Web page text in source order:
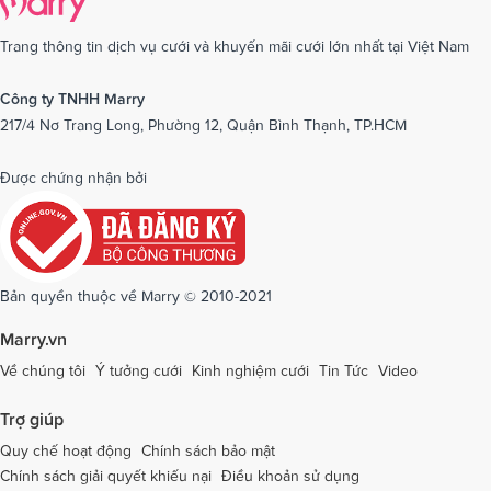
Dịch vụ cưới tại Cần Thơ
Dịch vụ cưới tại Nam Định Dịch vụ cưới tại Nghệ An
Dịch vụ cưới tại Phú Yên Dịch vụ cưới tại Phú Thọ
Dịch vụ cưới tại Quảng Ngãi
Dịch vụ cưới tại Quảng Ninh
Dịch vụ cưới tại Sóc Trăng Dịch vụ cưới tại Sơn La
Dịch vụ cưới tại Thái Bình Dịch vụ cưới tại Thanh Hóa
Dịch vụ cưới tại Thừa Thiên - Huế
Dịch vụ cưới tại An Giang Dịch vụ cưới tại Trà Vinh
Trang thông tin dịch vụ cưới và khuyến mãi cưới lớn nhất tại Việt Nam
Công ty TNHH Marry
217/4 Nơ Trang Long, Phường 12, Quận Bình Thạnh, TP.HCM
Được chứng nhận bởi
Bản quyền thuộc về Marry © 2010-2021
Marry.vn
Về chúng tôi Ý tưởng cưới Kinh nghiệm cưới Tin Tức Video
Trợ giúp
Quy chế hoạt động
Chính sách bảo mật
Chính sách giải quyết khiếu nại Điều khoản sử dụng